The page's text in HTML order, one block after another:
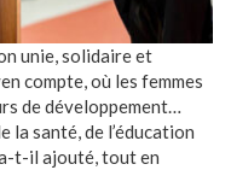
unie, solidaire et
compte, où les femmes
de développement…
la santé, de l’éducation
t-il ajouté, tout en